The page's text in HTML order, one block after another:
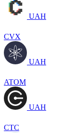
UAH
CVX
UAH
ATOM
UAH
CTC